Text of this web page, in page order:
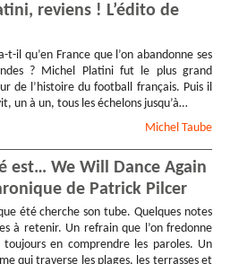
reviens ! L’édito de
t-il qu’en France que l’on abandonne ses
? Michel Platini fut le plus grand
de l’histoire du football français. Puis il
un à un, tous les échelons jusqu’à…
Michel Taube
est… We Will Dance Again
de Patrick Pilcer
été cherche son tube. Quelques notes
à retenir. Un refrain que l’on fredonne
toujours en comprendre les paroles. Un
qui traverse les plages, les terrasses et